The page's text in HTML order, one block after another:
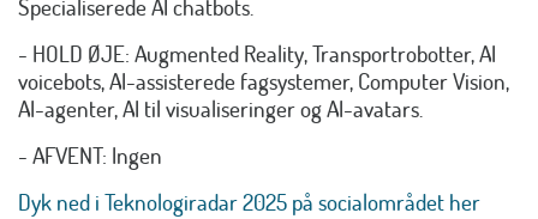
Specialiserede AI chatbots.
- HOLD ØJE: Augmented Reality, Transportrobotter, AI
voicebots, AI-assisterede fagsystemer, Computer Vision,
AI-agenter, AI til visualiseringer og AI-avatars.
- AFVENT: Ingen
Dyk ned i Teknologiradar 2025 på socialområdet her